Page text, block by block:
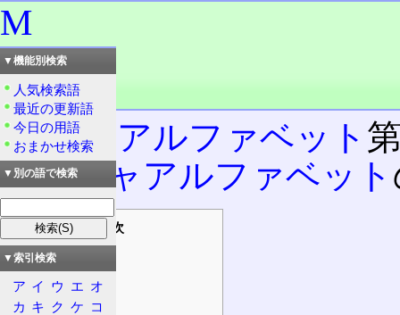
M
読み：エム
外語：M
品詞：名詞
ラテンアルファベット
ギリシャアルファベット
目次
文字
用途
呼称
▼機能別検索
人気検索語
最近の更新語
今日の用語
おまかせ検索
▼別の語で検索
▼索引検索
ア イ ウ エ オ
カ キ ク ケ コ